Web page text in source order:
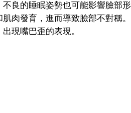
的睡眠姿勢也可能影響臉部形
肌肉發育，進而導致臉部不對稱
現嘴巴歪的表現。